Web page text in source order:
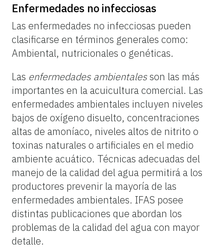
Enfermedades no infecciosas
Las enfermedades no infecciosas pueden
clasificarse en términos generales como:
Ambiental, nutricionales o genéticas.
Las enfermedades ambientalesson las más
importantes en la acuicultura comercial. Las
enfermedades ambientales incluyen niveles
bajos de oxígeno disuelto, concentraciones
altas de amoníaco, niveles altos de nitrito o
toxinas naturales o artificiales en el medio
ambiente acuático. Técnicas adecuadas del
manejo de la calidad del agua permitirá a los
productores prevenir la mayoría de las
enfermedades ambientales. IFAS posee
distintas publicaciones que abordan los
problemas de la calidad del agua con mayor
detalle.